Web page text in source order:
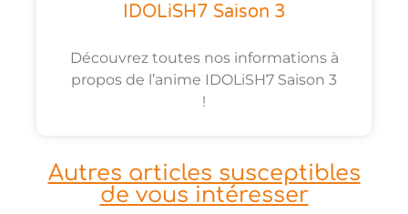
IDOLiSH7 Saison 3
Découvrez toutes nos informations à
propos de l’anime IDOLiSH7 Saison 3
!
Autres articles susceptibles
de vous intéresser